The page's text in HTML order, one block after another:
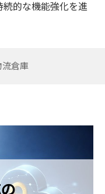
続的な機能強化を進
流倉庫